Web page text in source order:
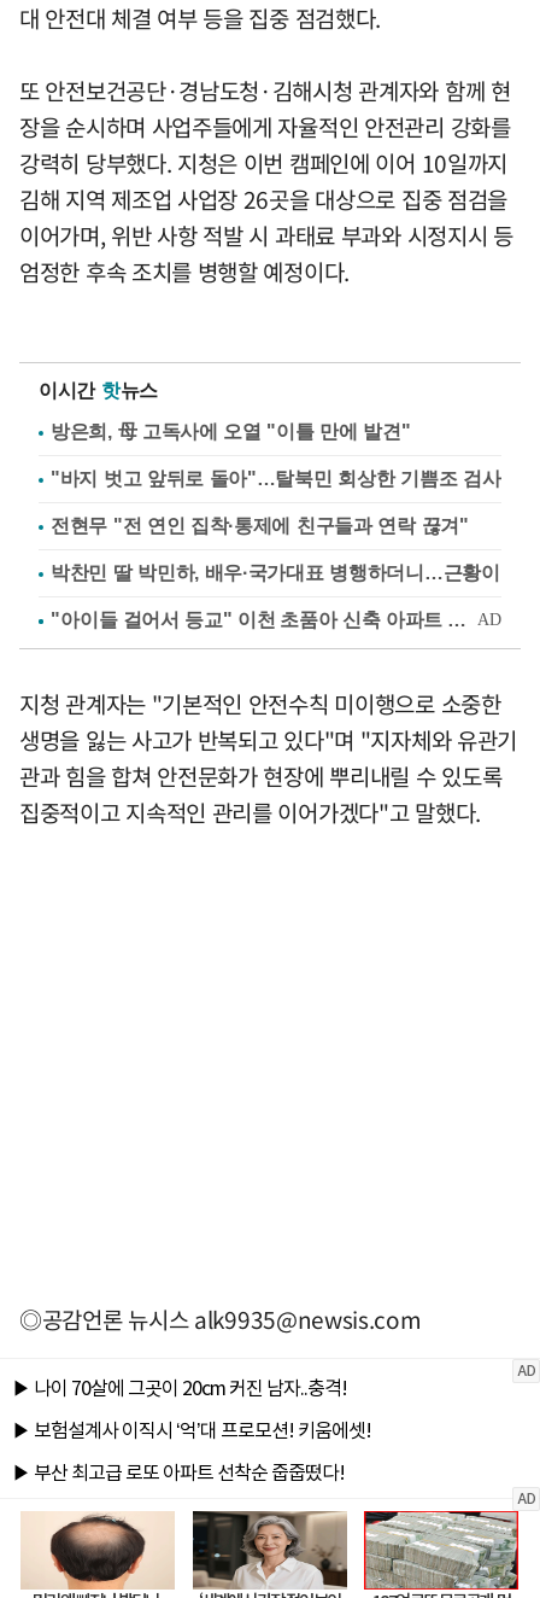
대 안전대 체결 여부 등을 집중 점검했다.
또 안전보건공단·경남도청·김해시청 관계자와 함께 현
장을 순시하며 사업주들에게 자율적인 안전관리 강화를
강력히 당부했다. 지청은 이번 캠페인에 이어 10일까지
김해 지역 제조업 사업장 26곳을 대상으로 집중 점검을
이어가며, 위반 사항 적발 시 과태료 부과와 시정지시 등
엄정한 후속 조치를 병행할 예정이다.
이시간 핫뉴스
방은희, 母 고독사에 오열 "이틀 만에 발견"
"바지 벗고 앞뒤로 돌아"…탈북민 회상한 기쁨조 검사
전현무 "전 연인 집착·통제에 친구들과 연락 끊겨"
박찬민 딸 박민하, 배우·국가대표 병행하더니…근황이
지청 관계자는 "기본적인 안전수칙 미이행으로 소중한
생명을 잃는 사고가 반복되고 있다"며 "지자체와 유관기
관과 힘을 합쳐 안전문화가 현장에 뿌리내릴 수 있도록
집중적이고 지속적인 관리를 이어가겠다"고 말했다.
◎공감언론 뉴시스alk9935@newsis.com